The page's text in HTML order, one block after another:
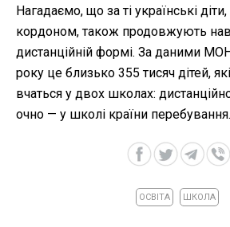
Нагадаємо, що за ті українські
кордоном, також продовжують
дистанційній формі. За даними
року це близько 355 тисяч дітей,
вчаться у двох школах:
очно — у школі країни перебування.
ОСВІТА ШКОЛА